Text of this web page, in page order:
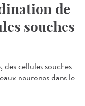
de
souches
des cellules souches
neurones dans le